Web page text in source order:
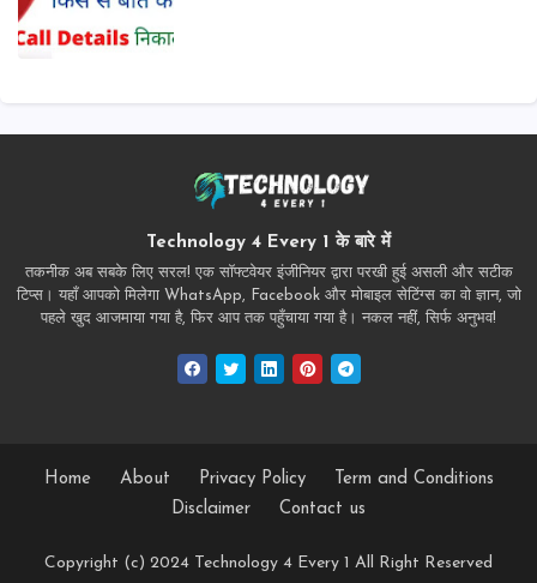
Technology 4 Every 1 के बारे में
तकनीक अब सबके लिए सरल! एक सॉफ्टवेयर इंजीनियर द्वारा परखी हुई असली और सटीक
टिप्स। यहाँ आपको मिलेगा WhatsApp, Facebook और मोबाइल सेटिंग्स का वो ज्ञान, जो
पहले खुद आजमाया गया है, फिर आप तक पहुँचाया गया है। नकल नहीं, सिर्फ अनुभव!
Copyright (c) 2024 Technology 4 Every 1 All Right Reserved
Home About Privacy Policy
Term and Conditions
Disclaimer
Contact us